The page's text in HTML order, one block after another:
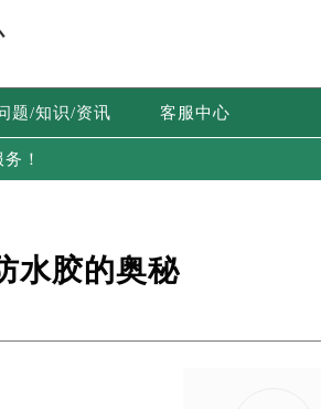
题/知识/资讯 客服中心
！
水胶的奥秘